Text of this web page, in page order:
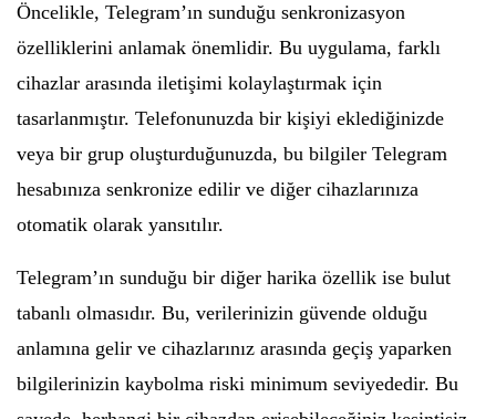
Öncelikle, Telegram’ın sunduğu senkronizasyon
özelliklerini anlamak önemlidir. Bu uygulama, farklı
cihazlar arasında iletişimi kolaylaştırmak için
tasarlanmıştır. Telefonunuzda bir kişiyi eklediğinizde
veya bir grup oluşturduğunuzda, bu bilgiler Telegram
hesabınıza senkronize edilir ve diğer cihazlarınıza
otomatik olarak yansıtılır.
Telegram’ın sunduğu bir diğer harika özellik ise bulut
tabanlı olmasıdır. Bu, verilerinizin güvende olduğu
anlamına gelir ve cihazlarınız arasında geçiş yaparken
bilgilerinizin kaybolma riski minimum seviyededir. Bu